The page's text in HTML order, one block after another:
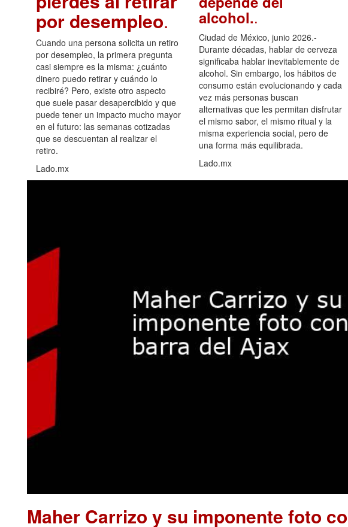
por desempleo.
Cuando una persona solicita un retiro
por desempleo, la primera pregunta
casi siempre es la misma: ¿cuánto
dinero puedo retirar y cuándo lo
recibiré? Pero, existe otro aspecto
que suele pasar desapercibido y que
puede tener un impacto mucho mayor
en el futuro: las semanas cotizadas
que se descuentan al realizar el
retiro.
Lado.mx
alcohol..
Ciudad de México, junio 2026.-
Durante décadas, hablar de cerveza
significaba hablar inevitablemente de
alcohol. Sin embargo, los hábitos de
consumo están evolucionando y cada
vez más personas buscan
alternativas que les permitan disfrutar
el mismo sabor, el mismo ritual y la
misma experiencia social, pero de
una forma más equilibrada.
Lado.mx
Maher Carrizo y su imponente foto